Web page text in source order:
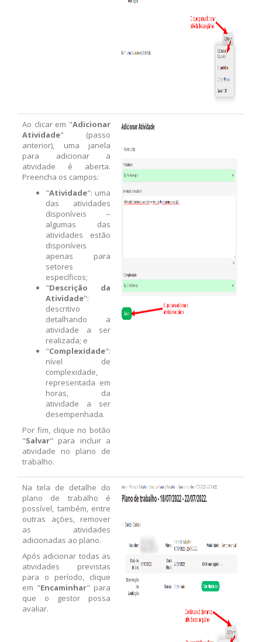
Ao clicar em "Adicionar
Atividade" (passo
anterior), uma janela
para adicionar a
atividade é aberta.
Preencha os campos:
"Atividade": uma
das atividades
disponíveis --
algumas das
atividades estão
disponíveis
apenas para
setores
específicos;
"Descrição da
Atividade":
descritivo
detalhando a
atividade a ser
realizada; e
"Complexidade":
nível de
complexidade,
representada em
horas, da
atividade a ser
desempenhada.
Por fim, clique no botão
"Salvar" para incluir a
atividade no plano de
trabalho.
Na tela de detalhe do
plano de trabalho é
possível, também, entre
outras ações, remover
as atividades
adicionadas ao plano.
Após adicionar todas as
atividades previstas
para o período, clique
em "Encaminhar" para
que o gestor possa
avaliar.